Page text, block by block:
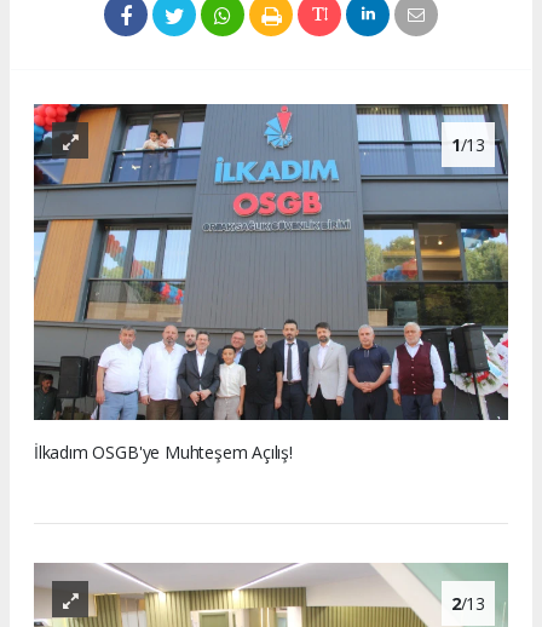
1/13
İlkadım OSGB'ye Muhteşem Açılış!
2/13